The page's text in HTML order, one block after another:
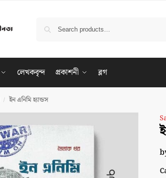
লেখকবৃন্দ প্রকাশনী ব্লগ
/ ইন এনিমি হ্যান্ডস